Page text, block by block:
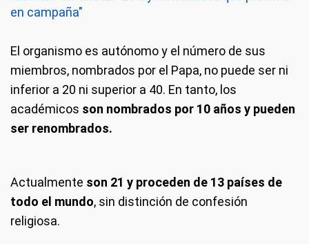
en campaña"
El organismo es autónomo y el número de sus
miembros, nombrados por el Papa, no puede ser ni
inferior a 20 ni superior a 40. En tanto, los
académicos son nombrados por 10 años y pueden
ser renombrados.
Actualmente son 21 y proceden de 13 países de
todo el mundo, sin distinción de confesión
religiosa.